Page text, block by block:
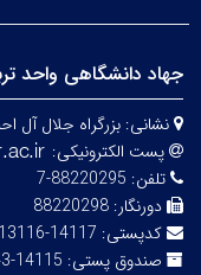
جهاد دانشگاهی واحد
نشانی: بزرگراه جلال آل
پست الکترونیکی:
تلفن: 88220295-7
دورنگار: 88220298
کدپستی: 14117-13116
صندوق پستی: 14115-343